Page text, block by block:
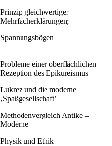
Prinzip gleichwertiger
Mehrfacherklärungen;
Spannungsbögen
Probleme einer oberflächlichen
Rezeption des Epikureismus
Lukrez und die moderne
‚Spaßgesellschaft’
Methodenvergleich Antike –
Moderne
Physik und Ethik